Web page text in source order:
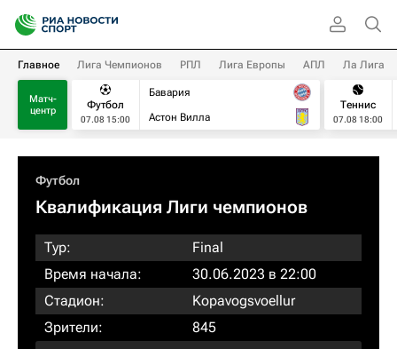
Главное Лига Чемпионов РПЛ Лига Европы АПЛ Ла Лига
Матч-
центр
Футбол
07.08 15:00
Бавария
Астон Вилла
Теннис
07.08 18:00
Футбол
Квалификация Лиги чемпионов
Тур:
Final
Время начала:
30.06.2023 в 22:00
Стадион:
Kopavogsvoellur
Зрители:
845